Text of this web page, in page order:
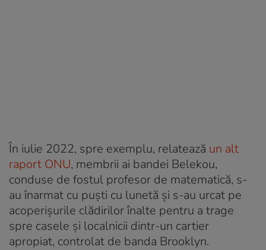
În iulie 2022, spre exemplu, relatează un alt
raport ONU, membrii ai bandei Belekou,
conduse de fostul profesor de matematică, s-
au înarmat cu puști cu lunetă și s-au urcat pe
acoperișurile clădirilor înalte pentru a trage
spre casele și localnicii dintr-un cartier
apropiat, controlat de banda Brooklyn.